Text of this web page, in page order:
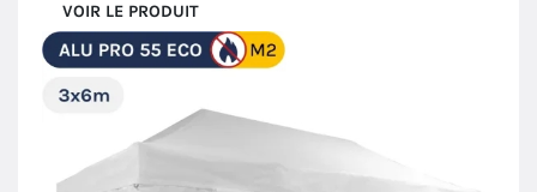
VOIR LE PRODUIT